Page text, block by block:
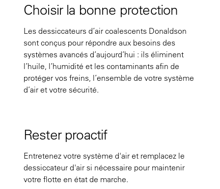
Choisir la bonne protection
Les dessiccateurs d’air coalescents Donaldson
sont conçus pour répondre aux besoins des
systèmes avancés d’aujourd’hui : ils éliminent
l’huile, l’humidité et les contaminants afin de
protéger vos freins, l’ensemble de votre système
d’air et votre sécurité.
Rester proactif
Entretenez votre système d'air et remplacez le
dessiccateur d'air si nécessaire pour maintenir
votre flotte en état de marche.